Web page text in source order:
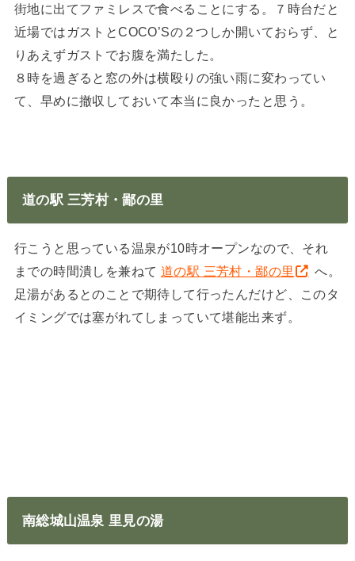
街地に出てファミレスで食べることにする。７時台だと
近場ではガストとCOCO’Sの２つしか開いておらず、と
りあえずガストでお腹を満たした。
８時を過ぎると窓の外は横殴りの強い雨に変わってい
て、早めに撤収しておいて本当に良かったと思う。
道の駅 三芳村・鄙の里
行こうと思っている温泉が10時オープンなので、それ
までの時間潰しを兼ねて 道の駅 三芳村・鄙の里
へ。
足湯があるとのことで期待して行ったんだけど、このタ
イミングでは塞がれてしまっていて堪能出来ず。
南総城山温泉 里見の湯